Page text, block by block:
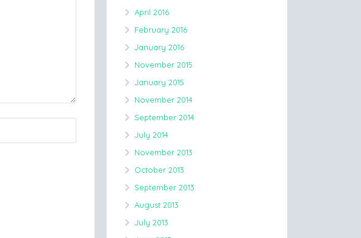
April 2016
February 2016
January 2016
November 2015
January 2015
November 2014
September 2014
July 2014
November 2013
October 2013
September 2013
August 2013
July 2013